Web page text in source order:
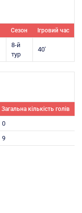
Сезон Ігровий час
8-й
тур
40'
Загальна кількість голів
0
9